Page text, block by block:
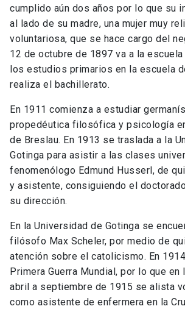
cumplido aún dos años por lo que su
al lado de su madre, una mujer muy
voluntariosa, que se hace cargo del
12 de octubre de 1897 va a la
los estudios primarios en la escuela
realiza el bachillerato.
En 1911 comienza a estudiar
propedéutica filosófica y psicología
de Breslau. En 1913 se traslada a la
Gotinga para asistir a las clases
fenomenólogo Edmund Husserl, de
y asistente, consiguiendo el
su dirección.
En la Universidad de Gotinga se
filósofo Max Scheler, por medio de
atención sobre el catolicismo. En
Primera Guerra Mundial, por lo que
abril a septiembre de 1915 se alista
como asistente de enfermera en la